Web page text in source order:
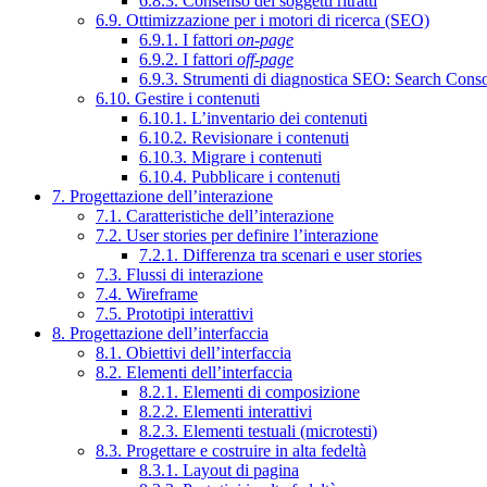
6.9. Ottimizzazione per i motori di ricerca (SEO)
6.9.1. I fattori on-page
6.9.2. I fattori off-page
6.9.3. Strumenti di diagnostica SEO: Search
6.10. Gestire i contenuti
6.10.1. L’inventario dei contenuti
6.10.2. Revisionare i contenuti
6.10.3. Migrare i contenuti
6.10.4. Pubblicare i contenuti
7. Progettazione dell’interazione
7.1. Caratteristiche dell’interazione
7.2. User stories per definire l’interazione
7.2.1. Differenza tra scenari e user stories
7.3. Flussi di interazione
7.4. Wireframe
7.5. Prototipi interattivi
8. Progettazione dell’interfaccia
8.1. Obiettivi dell’interfaccia
8.2. Elementi dell’interfaccia
8.2.1. Elementi di composizione
8.2.2. Elementi interattivi
8.2.3. Elementi testuali (microtesti)
8.3. Progettare e costruire in alta fedeltà
8.3.1. Layout di pagina